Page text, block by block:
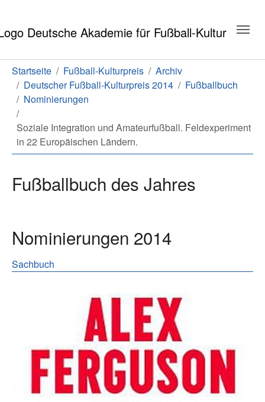
Sie sind hier:
Startseite Fußball-Kulturpreis
Archiv
Deutscher Fußball-Kulturpreis 2014
Fußballbuch
Nominierungen
Soziale Integration und Amateurfußball. Feldexperiment
in 22 Europäischen Ländern.
Fußballbuch des Jahres
Nominierungen 2014
Sachbuch